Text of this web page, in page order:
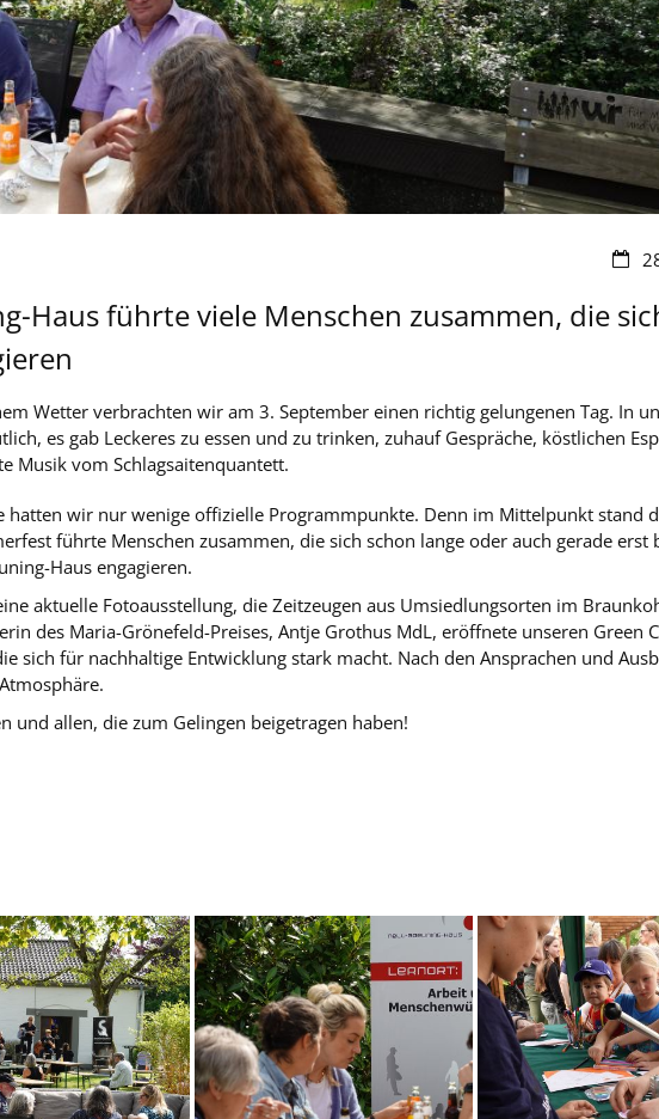
Haus führte viele Menschen zusammen, die
Wetter verbrachten wir am 3. September einen richtig gelungenen Tag. In
es gab Leckeres zu essen und zu trinken, zuhauf Gespräche, köstlichen
Musik vom Schlagsaitenquantett.
hatten wir nur wenige offizielle Programmpunkte. Denn im Mittelpunkt stand
führte Menschen zusammen, die sich schon lange oder auch gerade erst
Haus engagieren.
aktuelle Fotoausstellung, die Zeitzeugen aus Umsiedlungsorten im
des Maria-Grönefeld-Preises, Antje Grothus MdL, eröffnete unseren Green
sich für nachhaltige Entwicklung stark macht. Nach den Ansprachen und
und allen, die zum Gelingen beigetragen haben!